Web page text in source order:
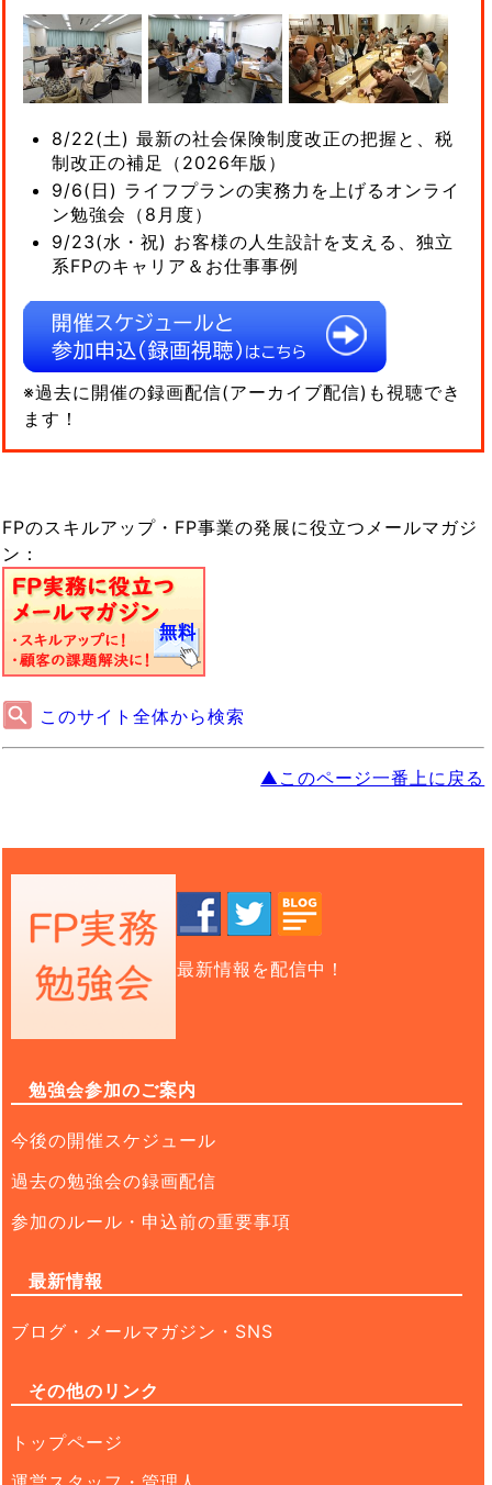
8/22(土) 最新の社会保険制度改正の把握と、税
制改正の補足（2026年版）
9/6(日) ライフプランの実務力を上げるオンライ
ン勉強会（8月度）
9/23(水・祝) お客様の人生設計を支える、独立
系FPのキャリア＆お仕事事例
※過去に開催の録画配信(アーカイブ配信)も視聴でき
ます！
FPのスキルアップ・FP事業の発展に役立つメールマガジ
ン：
このサイト全体から検索
▲このページ一番上に戻る
最新情報を配信中！
勉強会参加のご案内
今後の開催スケジュール
過去の勉強会の録画配信
参加のルール・申込前の重要事項
最新情報
ブログ・メールマガジン・SNS
その他のリンク
トップページ